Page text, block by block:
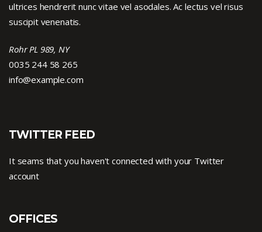
ultrices hendrerit nunc vitae vel asodales. Ac lectus vel risus
suscipit venenatis.
Rohr PL 989, NY
0035 244 58 265
info@example.com
TWITTER FEED
It seams that you haven't connected with your Twitter
account
OFFICES